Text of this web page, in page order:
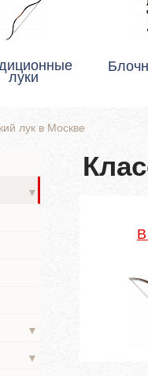
луки
лук в Москве
▼
▼
▼